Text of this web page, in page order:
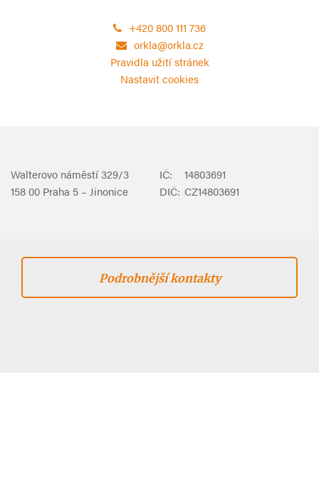
+420 800 111 736
orkla@orkla.cz
Pravidla užití stránek
Nastavit cookies
Walterovo náměstí 329/3
158 00 Praha 5 – Jinonice
IČ:
14803691
DIČ: CZ14803691
Podrobnější kontakty